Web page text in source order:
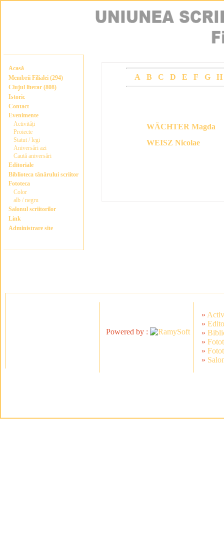
Acasă
Membrii Filialei (294)
Clujul literar (808)
Istoric
Contact
Evenimente
Activități
Proiecte
Statut / legi
Aniversări azi
Caută aniversări
Editoriale
Biblioteca tânărului scriitor
Fototeca
Color
alb / negru
Salonul scriitorilor
Link
Administrare site
A B C D E F G H
WÄCHTER Magda
WEISZ Nicolae
Powered by :
»
»
»
»
»
»